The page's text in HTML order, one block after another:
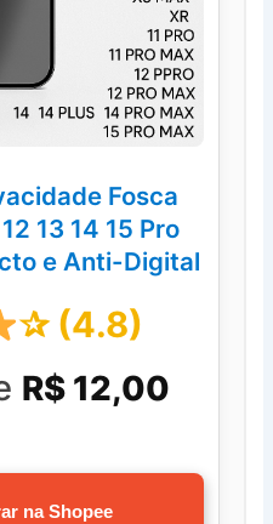
Fosca
13 14 15 Pro
e Anti-Digital
✰ (4.8)
R$ 12,00
na Shopee